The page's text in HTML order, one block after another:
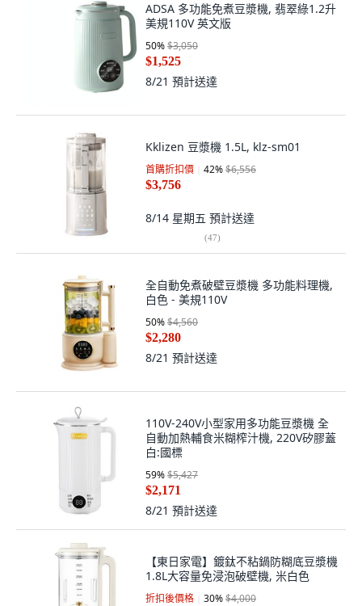
ADSA 多功能免煮豆漿機, 翡翠綠1.2升
美規110V 英文版
50%$3,050
$1,525
8/21 預計送達
Kklizen 豆漿機 1.5L, klz-sm01
首購折扣價 42%$6,556
$3,756
8/14 星期五 預計送達
(47)
全自動免煮破壁豆漿機 多功能料理機,
白色 - 美規110V
50%$4,560
$2,280
8/21 預計送達
110V-240V小型家用多功能豆漿機 全
自動加熱輔食米糊榨汁機, 220V矽膠蓋
白:國標
59%$5,427
$2,171
8/21 預計送達
【東日家電】鍍鈦不粘鍋防糊底豆漿機
1.8L大容量免浸泡破壁機, 米白色
折扣後價格 30%$4,000